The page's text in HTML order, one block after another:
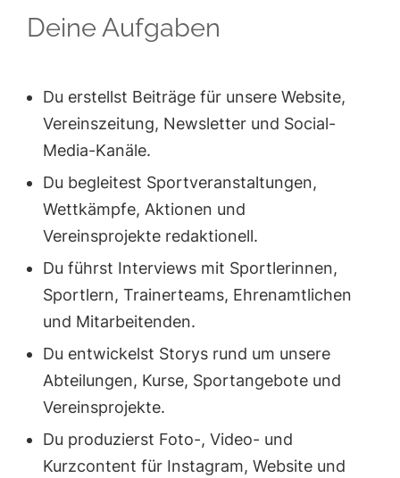
Deine Aufgaben
Du erstellst Beiträge für unsere Website,
Vereinszeitung, Newsletter und Social-
Media-Kanäle.
Du begleitest Sportveranstaltungen,
Wettkämpfe, Aktionen und
Vereinsprojekte redaktionell.
Du führst Interviews mit Sportlerinnen,
Sportlern, Trainerteams, Ehrenamtlichen
und Mitarbeitenden.
Du entwickelst Storys rund um unsere
Abteilungen, Kurse, Sportangebote und
Vereinsprojekte.
Du produzierst Foto-, Video- und
Kurzcontent für Instagram, Website und